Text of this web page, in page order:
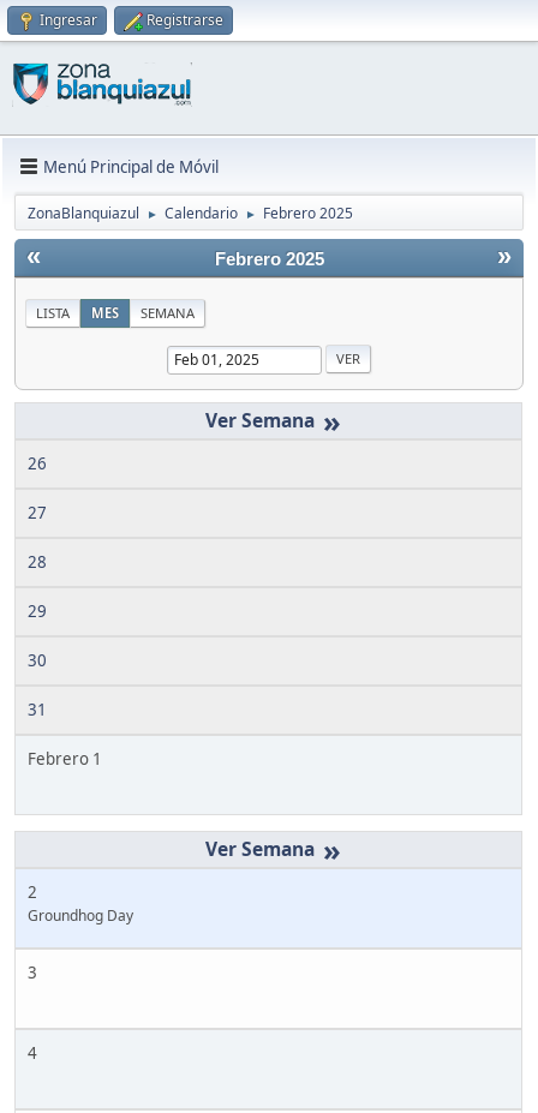
Ingresar Registrarse
Menú Principal de Móvil
ZonaBlanquiazul ► Calendario ► Febrero 2025
« »
Febrero 2025
LISTA MES SEMANA
»
26
27
28
29
30
31
Febrero 1
»
2
Groundhog Day
3
4